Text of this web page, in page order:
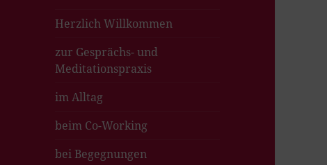
Herzlich Willkommen
zur Gesprächs- und
Meditationspraxis
im Alltag
beim Co-Working
bei Begegnungen